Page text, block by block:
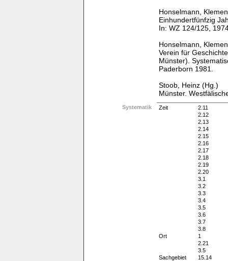
Honselmann,
Einhundertfünfzig
In: WZ 124/125,
Honselmann,
Verein für
Münster).
Paderborn 1981.
Stoob, Heinz (Hg.)
Münster.
Systematik Zeit
2.11
2.12
2.13
2.14
2.15
2.16
2.17
2.18
2.19
2.20
3.1
3.2
3.3
3.4
3.5
3.6
3.7
3.8
Ort
1
2.21
3.5
Sachgebiet
15.14